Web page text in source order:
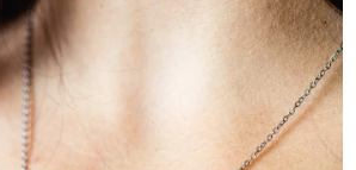
Doporučujeme